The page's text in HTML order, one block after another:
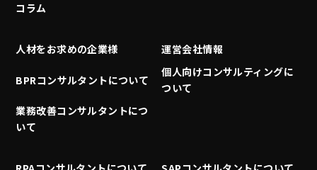
コラム
人材をお求めの企業様 運営会社情報
BPRコンサルタントについて
個人向けコンサルティングに
ついて
業務改善コンサルタントにつ
いて